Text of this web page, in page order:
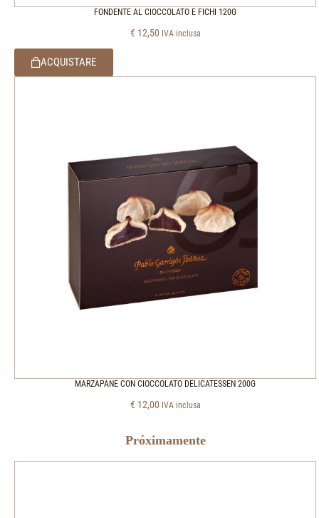
FONDENTE AL CIOCCOLATO E FICHI 120G
€ 12,50 IVA inclusa
ACQUISTARE
MARZAPANE CON CIOCCOLATO DELICATESSEN 200G
€ 12,00 IVA inclusa
Próximamente